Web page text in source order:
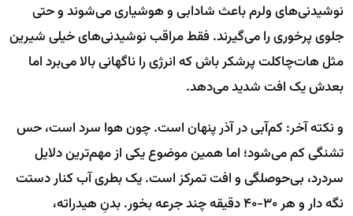
نوشیدنی‌های ولرم باعث شادابی و هوشیاری می‌شوند و حتی
جلوی پرخوری را می‌گیرند. فقط مراقب نوشیدنی‌های خیلی شیرین
مثل هات‌چاکلت پرشکر باش که انرژی را ناگهانی بالا می‌برد اما
بعدش یک افت شدید می‌دهد.
و نکته آخر: کم‌آبی در آذر پنهان است. چون هوا سرد است، حس
تشنگی کم می‌شود؛ اما همین موضوع یکی از مهم‌ترین دلایل
سردرد، بی‌حوصلگی و افت تمرکز است. یک بطری آب کنار دستت
نگه دار و هر ۳۰-۴۰ دقیقه چند جرعه بخور. بدنِ هیدراته،